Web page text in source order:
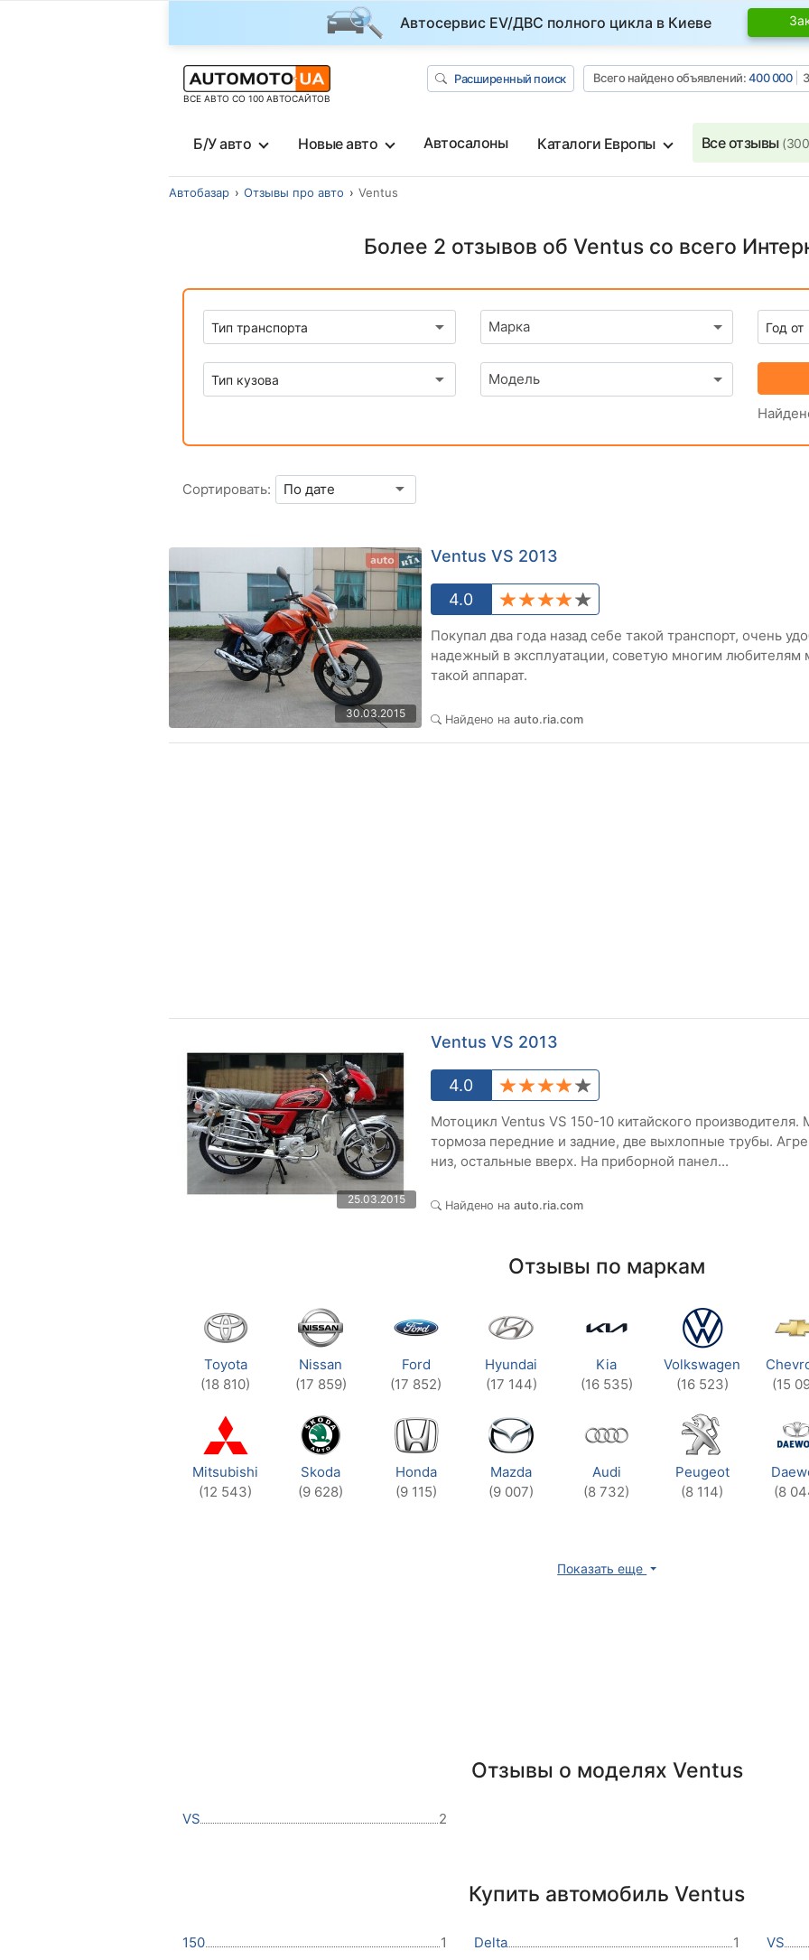
Автосервис EV/ДВС полного цикла в Киеве
ВСЕ АВТО СО 100 АВТОСАЙТОВ
Расширенный поиск Всего найдено объявлений:400 000
Б/У авто Новые авто Автосалоны Каталоги Европы Все отзывы
Автобазар Отзывы про авто Ventus
Более 2 отзывов об Ventus со всего
Марка
Модель
Сортировать:
30.03.2015
Ventus VS 2013
4.0
Покупал два года назад себе такой транспорт, очень
надежный в эксплуатации, советую многим любителям
такой аппарат.
Найдено на auto.ria.com
25.03.2015
Ventus VS 2013
4.0
Мотоцикл Ventus VS 150-10 китайского производителя.
тормоза передние и задние, две выхлопные трубы.
низ, остальные вверх. На приборной панел...
Найдено на auto.ria.com
Отзывы по маркам
Toyota
(18 810)
Nissan
(17 859)
Ford
(17 852)
Hyundai
(17 144)
Kia
(16 535)
Volkswagen
(16 523)
(15
Mitsubishi
(12 543)
Skoda
(9 628)
Honda
(9 115)
Mazda
(9 007)
Audi
(8 732)
Peugeot
(8 114)
(8
Показать еще
Отзывы о моделях Ventus
VS 2
Купить автомобиль Ventus
150 1 Delta 1
VS